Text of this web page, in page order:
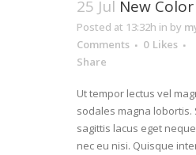
25 Jul New
Posted at 13:32h in by
Comments
0 Likes
Share
Ut tempor lectus vel
sodales magna lobortis.
sagittis lacus eget
nec eu nisi. Quisque